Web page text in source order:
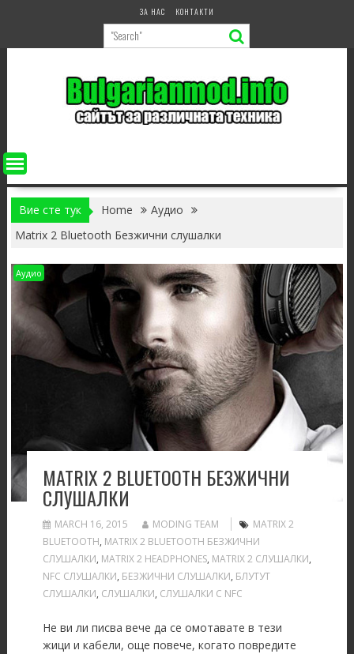
ЗА НАС КОНТАКТИ
Вие сте тук Home
Аудио
Matrix 2 Bluetooth Безжични слушалки
Аудио
MATRIX 2 BLUETOOTH БЕЗЖИЧНИ
СЛУШАЛКИ
MARCH 16, 2015 MODING TEAM
MATRIX 2
BLUETOOTH, MATRIX 2 BLUETOOTH БЕЗЖИЧНИ
СЛУШАЛКИ, MATRIX 2 HEADPHONES, MATRIX 2 СЛУШАЛКИ,
NFC СЛУШАЛКИ, БЕЗЖИЧНИ СЛУШАЛКИ, БЛУТУТ
СЛУШАЛКИ, СЛУШАЛКИ, СЛУШАЛКИ С NFC
Не ви ли писва вече да се омотавате в тези
жици и кабели, още повече, когато повредите